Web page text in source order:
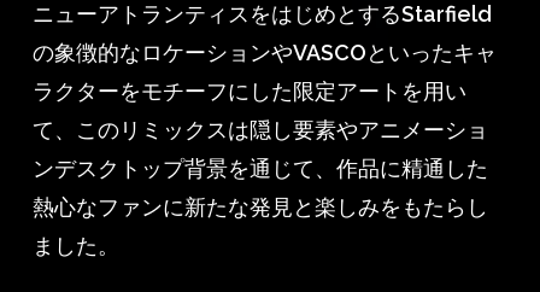
ニューアトランティスをはじめとするStarfield
の象徴的なロケーションやVASCOといったキャ
ラクターをモチーフにした限定アートを用い
て、このリミックスは隠し要素やアニメーショ
ンデスクトップ背景を通じて、作品に精通した
熱心なファンに新たな発見と楽しみをもたらし
ました。